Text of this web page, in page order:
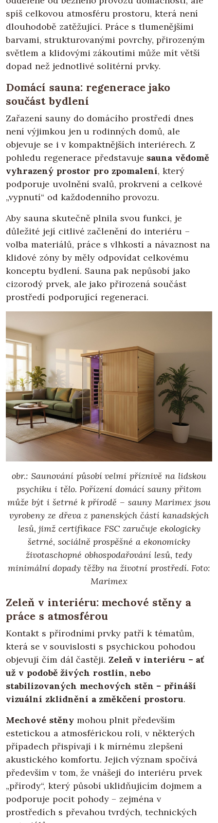
spíš celkovou atmosféru prostoru, která není
dlouhodobě zatěžující. Práce s tlumenějšími
barvami, strukturovanými povrchy, přirozeným
světlem a klidovými zákoutími může mít větší
dopad než jednotlivé solitérní prvky.
Domácí sauna: regenerace jako
součást bydlení
Zařazení sauny do domácího prostředí dnes
není výjimkou jen u rodinných domů, ale
objevuje se i v kompaktnějších interiérech. Z
pohledu regenerace představuje sauna vědomě
vyhrazený prostor pro zpomalení, který
podporuje uvolnění svalů, prokrvení a celkové
„vypnutí“ od každodenního provozu.
Aby sauna skutečně plnila svou funkci, je
důležité její citlivé začlenění do interiéru –
volba materiálů, práce s vlhkostí a návaznost na
klidové zóny by měly odpovídat celkovému
konceptu bydlení. Sauna pak nepůsobí jako
cizorodý prvek, ale jako přirozená součást
prostředí podporující regeneraci.
obr.: Saunování působí velmi příznivě na lidskou
psychiku i tělo. Pořízení domácí sauny přitom
může být i šetrné k přírodě – sauny Marimex jsou
vyrobeny ze dřeva z panenských částí kanadských
lesů, jimž certifikace FSC zaručuje ekologicky
šetrné, sociálně prospěšné a ekonomicky
životaschopné obhospodařování lesů, tedy
minimální dopady těžby na životní prostředí. Foto:
Marimex
Zeleň v interiéru: mechové stěny a
práce s atmosférou
Kontakt s přírodními prvky patří k tématům,
která se v souvislosti s psychickou pohodou
objevují čím dál častěji.Zeleň v interiéru – ať
už v podobě živých rostlin, nebo
stabilizovaných mechových stěn – přináší
vizuální zklidnění a změkčení prostoru.
Mechové stěnymohou plnit především
estetickou a atmosférickou roli, v některých
případech přispívají i k mírnému zlepšení
akustického komfortu. Jejich význam spočívá
především v tom, že vnášejí do interiéru prvek
„přírody“, který působí uklidňujícím dojmem a
podporuje pocit pohody – zejména v
prostředích s převahou tvrdých, technických